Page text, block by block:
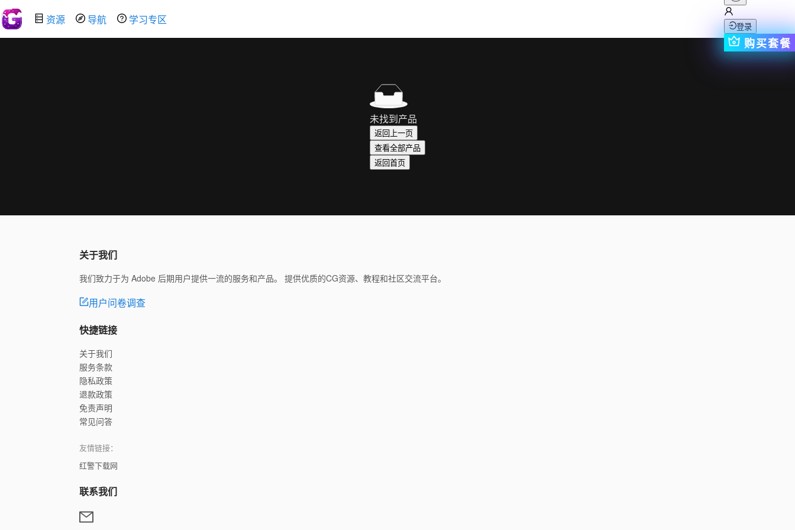
资源 导航 学习专区
登录
购买套餐
未找到产品
返回上一页
查看全部产品
返回首页
关于我们
我们致力于为 Adobe 后期用户提供一流的服务和产品。 提供优质的CG资源、教程和社区交流平台。
用户问卷调查
快捷链接
关于我们
服务条款
隐私政策
退款政策
免责声明
常见问答
友情链接：
红警下载网
联系我们